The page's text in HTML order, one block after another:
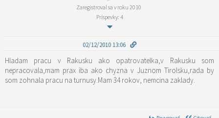
Zaregistroval sa v roku 2010
Príspevky: 4
02/12/2010 13:06
Hladam pracu v Rakusku ako opatrovatelka,v Rakusku som
nepracovala,mam prax iba ako chyzna v Juznom Tirolsku,rada by
som zohnala pracu na turnusy.Mam 34 rokov, nemcina zaklady.